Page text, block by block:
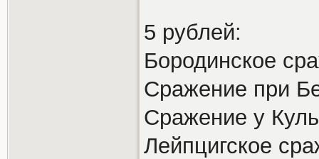
5 рублей:
Бородинское
Cражение при
Сражение у
Лейпцигское